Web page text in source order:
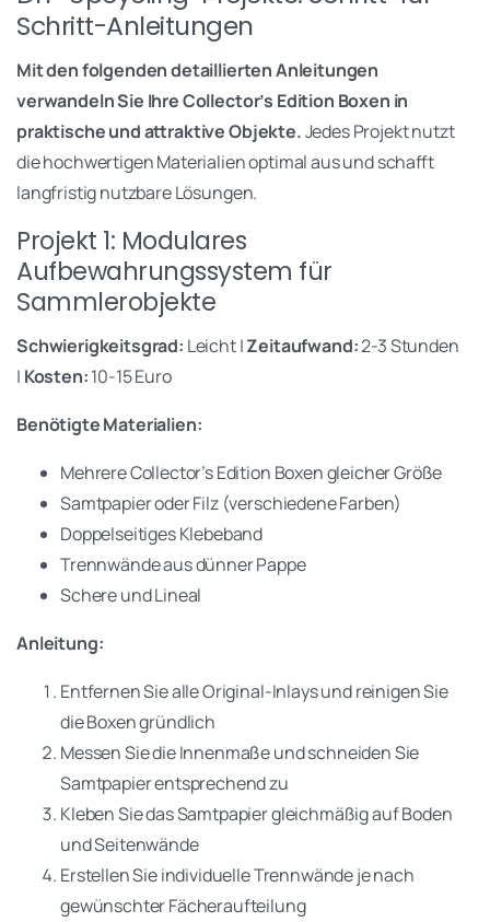
Schritt-Anleitungen
Mit den folgenden detaillierten Anleitungen
verwandeln Sie Ihre Collector’s Edition Boxen in
praktische und attraktive Objekte.Jedes Projekt nutzt
die hochwertigen Materialien optimal aus und schafft
langfristig nutzbare Lösungen.
Projekt 1: Modulares
Aufbewahrungssystem für
Sammlerobjekte
Schwierigkeitsgrad: Leicht |Zeitaufwand:2-3 Stunden
| Kosten:10-15 Euro
Benötigte Materialien:
Mehrere Collector’s Edition Boxen gleicher Größe
Samtpapier oder Filz (verschiedene Farben)
Doppelseitiges Klebeband
Trennwände aus dünner Pappe
Schere und Lineal
Anleitung:
Entfernen Sie alle Original-Inlays und reinigen Sie
die Boxen gründlich
Messen Sie die Innenmaße und schneiden Sie
Samtpapier entsprechend zu
Kleben Sie das Samtpapier gleichmäßig auf Boden
und Seitenwände
Erstellen Sie individuelle Trennwände je nach
gewünschter Fächeraufteilung